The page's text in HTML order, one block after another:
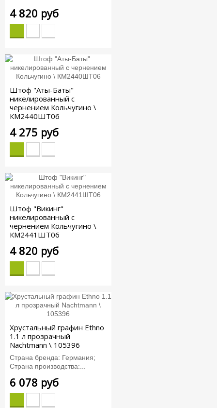
4 820 руб
Штоф "Аты-Баты"
никелированный с
чернением Кольчугино \
КМ2440ШТ06
4 275 руб
Штоф "Викинг"
никелированный с
чернением Кольчугино \
КМ2441ШТ06
4 820 руб
Хрустальный графин Ethno
1.1 л прозрачный
Nachtmann \ 105396
Страна бренда: Германия;
Страна производства:...
6 078 руб